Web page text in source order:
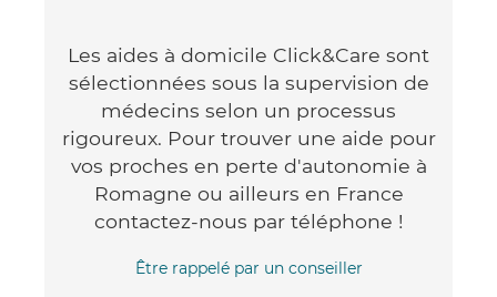
Les aides à domicile Click&Care sont
sélectionnées sous la supervision de
médecins selon un processus
rigoureux. Pour trouver une aide pour
vos proches en perte d'autonomie à
Romagne ou ailleurs en France
contactez-nous par téléphone !
Être rappelé par un conseiller